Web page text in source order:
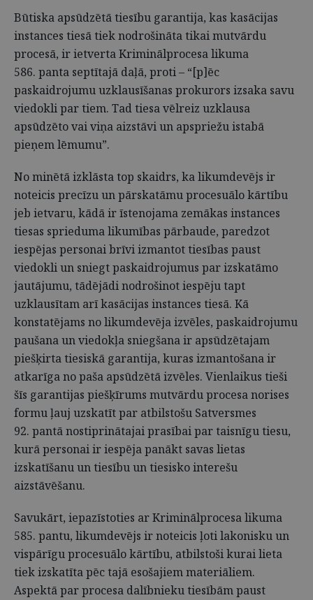
Būtiska apsūdzētā tiesību garantija, kas kasācijas
instances tiesā tiek nodrošināta tikai mutvārdu
procesā, ir ietverta Kriminālprocesa likuma
586. panta septītajā daļā, proti – “[p]ēc
paskaidrojumu uzklausīšanas prokurors izsaka savu
viedokli par tiem. Tad tiesa vēlreiz uzklausa
apsūdzēto vai viņa aizstāvi un apspriežu istabā
pieņem lēmumu”.
No minētā izklāsta top skaidrs, ka likumdevējs ir
noteicis precīzu un pārskatāmu procesuālo kārtību
jeb ietvaru, kādā ir īstenojama zemākas instances
tiesas sprieduma likumības pārbaude, paredzot
iespējas personai brīvi izmantot tiesības paust
viedokli un sniegt paskaidrojumus par izskatāmo
jautājumu, tādējādi nodrošinot iespēju tapt
uzklausītam arī kasācijas instances tiesā. Kā
konstatējams no likumdevēja izvēles, paskaidrojumu
paušana un viedokļa sniegšana ir apsūdzētajam
piešķirta tiesiskā garantija, kuras izmantošana ir
atkarīga no paša apsūdzētā izvēles. Vienlaikus tieši
šīs garantijas piešķīrums mutvārdu procesa norises
formu ļauj uzskatīt par atbilstošu Satversmes
92. pantā nostiprinātajai prasībai par taisnīgu tiesu,
kurā personai ir iespēja panākt savas lietas
izskatīšanu un tiesību un tiesisko interešu
aizstāvēšanu.
Savukārt, iepazīstoties ar Kriminālprocesa likuma
585. pantu, likumdevējs ir noteicis ļoti lakonisku un
vispārīgu procesuālo kārtību, atbilstoši kurai lieta
tiek izskatīta pēc tajā esošajiem materiāliem.
Aspektā par procesa dalībnieku tiesībām paust